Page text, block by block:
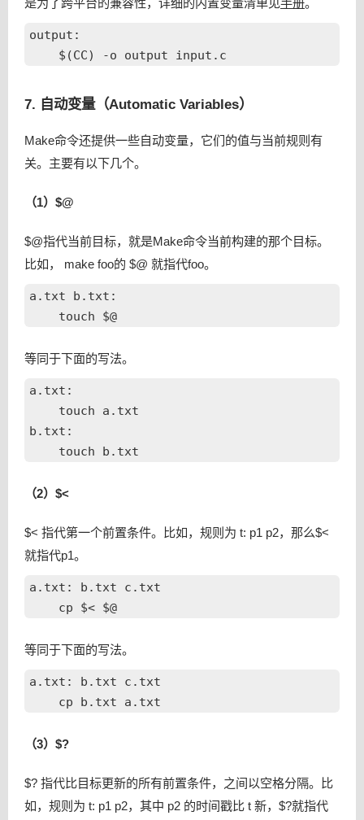
output:
7. 自动变量（Automatic Variables）
Make命令还提供一些自动变量，它们的值与当前规则有
关。主要有以下几个。
（1）$@
$@指代当前目标，就是Make命令当前构建的那个目标。
比如， make foo的 $@ 就指代foo。
a.txt b.txt:
等同于下面的写法。
a.txt:
    touch a.txt
b.txt:
（2）$<
$< 指代第一个前置条件。比如，规则为 t: p1 p2，那么$<
就指代p1。
a.txt: b.txt c.txt
等同于下面的写法。
a.txt: b.txt c.txt
（3）$?
$? 指代比目标更新的所有前置条件，之间以空格分隔。比
如，规则为 t: p1 p2，其中 p2 的时间戳比 t 新，$?就指代